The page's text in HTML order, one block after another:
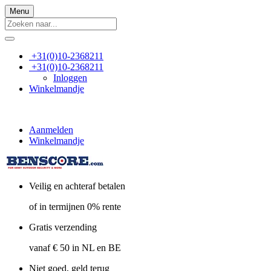
Menu
+31(0)10-2368211
+31(0)10-2368211
Inloggen
Winkelmandje
Aanmelden
Winkelmandje
Veilig en achteraf betalen
of in termijnen 0% rente
Gratis verzending
vanaf € 50 in NL en BE
Niet goed, geld terug